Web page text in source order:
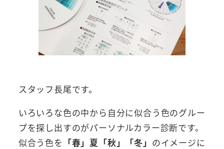
スタッフ長尾です。
いろいろな色の中から自分に似合う色のグルー
プを探し出すのがパーソナルカラー診断です。
似合う色を 「春」夏「秋」「冬」 のイメージに